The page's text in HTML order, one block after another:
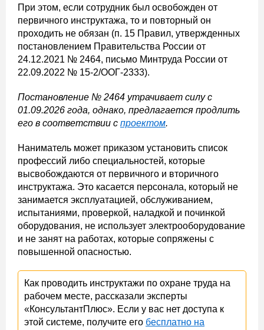
При этом, если сотрудник был освобожден от
первичного инструктажа, то и повторный он
проходить не обязан (п. 15 Правил, утвержденных
постановлением Правительства России от
24.12.2021 № 2464, письмо Минтруда России от
22.09.2022 № 15-2/ООГ-2333).
Постановление № 2464 утрачивает силу с
01.09.2026 года, однако, предлагается продлить
его в соответствии с проектом.
Наниматель может приказом установить список
профессий либо специальностей, которые
высвобождаются от первичного и вторичного
инструктажа. Это касается персонала, который не
занимается эксплуатацией, обслуживанием,
испытаниями, проверкой, наладкой и починкой
оборудования, не использует электрооборудование
и не занят на работах, которые сопряжены с
повышенной опасностью.
Как проводить инструктажи по охране труда на
рабочем месте, рассказали эксперты
«КонсультантПлюс». Если у вас нет доступа к
этой системе, получите его бесплатно на